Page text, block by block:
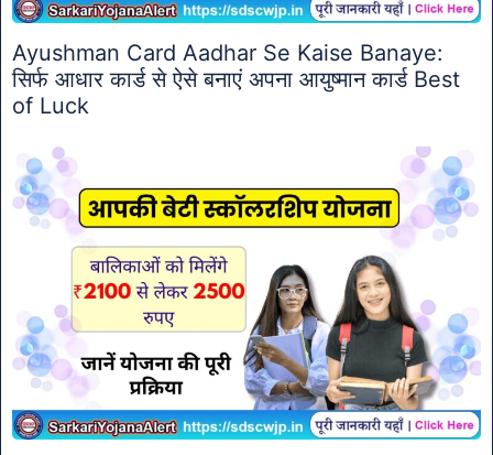
Ayushman Card Aadhar Se Kaise Banaye:
सिर्फ आधार कार्ड से ऐसे बनाएं अपना आयुष्मान कार्ड Best
of Luck